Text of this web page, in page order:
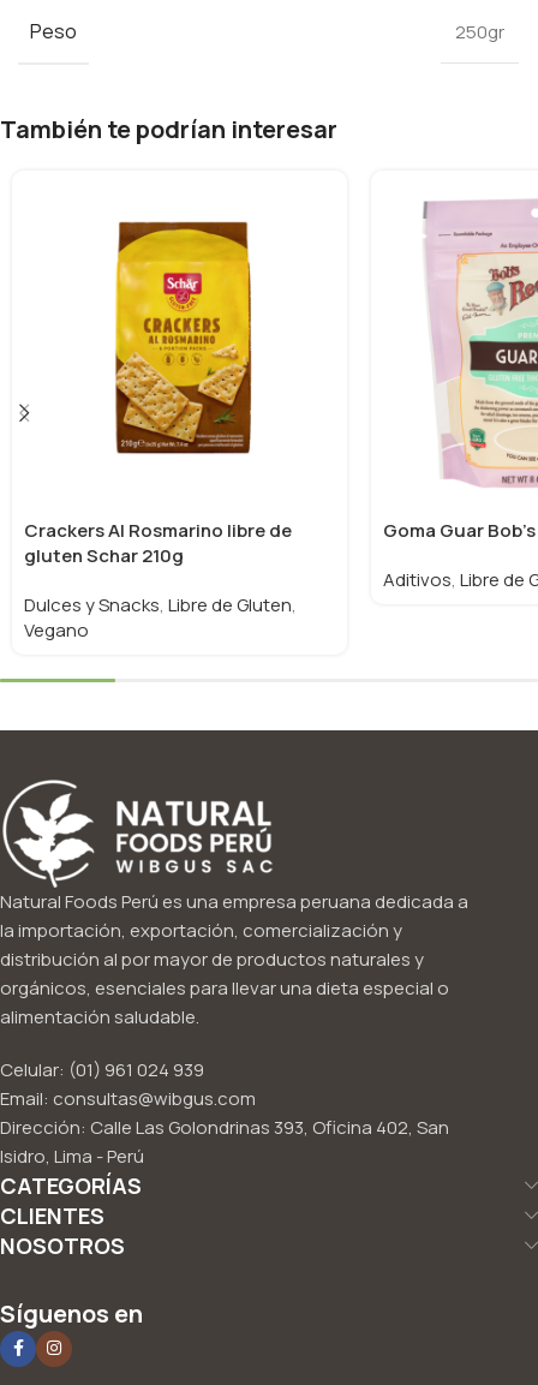
Peso 250gr
También te podrían interesar
Crackers Al Rosmarino libre de
gluten Schar 210g
Dulces y Snacks, Libre de Gluten,
Vegano
Goma Guar
Aditivos, Libre de
Natural Foods Perú es una empresa peruana dedicada a
la importación, exportación, comercialización y
distribución al por mayor de productos naturales y
orgánicos, esenciales para llevar una dieta especial o
alimentación saludable.
Celular: (01) 961 024 939
Email: consultas@wibgus.com
Dirección: Calle Las Golondrinas 393, Oficina 402, San
Isidro, Lima - Perú
CATEGORÍAS
CLIENTES
NOSOTROS
Síguenos en